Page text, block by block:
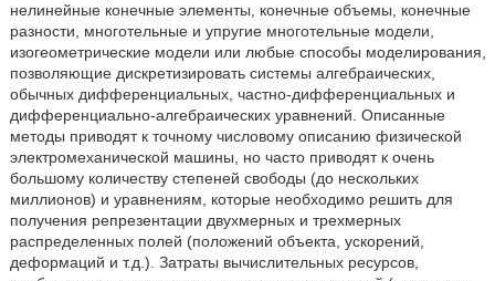
нелинейные конечные элементы, конечные объемы, конечные
разности, многотельные и упругие многотельные модели,
изогеометрические модели или любые способы моделирования,
позволяющие дискретизировать системы алгебраических,
обычных дифференциальных, частно-дифференциальных и
дифференциально-алгебраических уравнений. Описанные
методы приводят к точному числовому описанию физической
электромеханической машины, но часто приводят к очень
большому количеству степеней свободы (до нескольких
миллионов) и уравнениям, которые необходимо решить для
получения репрезентации двухмерных и трехмерных
распределенных полей (положений объекта, ускорений,
деформаций и т.д.). Затраты вычислительных ресурсов,